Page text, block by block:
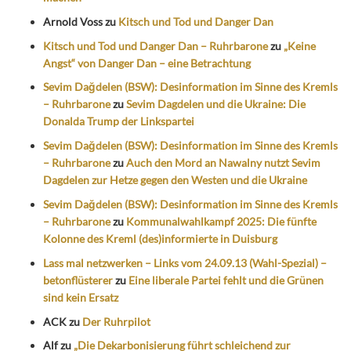
Arnold Vosszu Kitsch und Tod und Danger Dan
Kitsch und Tod und Danger Dan – Ruhrbaronezu „Keine
Angst“ von Danger Dan – eine Betrachtung
Sevim Dağdelen (BSW): Desinformation im Sinne des Kremls
– RuhrbaronezuSevim Dagdelen und die Ukraine: Die
Donalda Trump der Linkspartei
Sevim Dağdelen (BSW): Desinformation im Sinne des Kremls
– RuhrbaronezuAuch den Mord an Nawalny nutzt Sevim
Dagdelen zur Hetze gegen den Westen und die Ukraine
Sevim Dağdelen (BSW): Desinformation im Sinne des Kremls
– Ruhrbaronezu Kommunalwahlkampf 2025: Die fünfte
Kolonne des Kreml (des)informierte in Duisburg
Lass mal netzwerken – Links vom 24.09.13 (Wahl-Spezial) –
betonflüstererzu Eine liberale Partei fehlt und die Grünen
sind kein Ersatz
ACKzu Der Ruhrpilot
Alfzu „Die Dekarbonisierung führt schleichend zur